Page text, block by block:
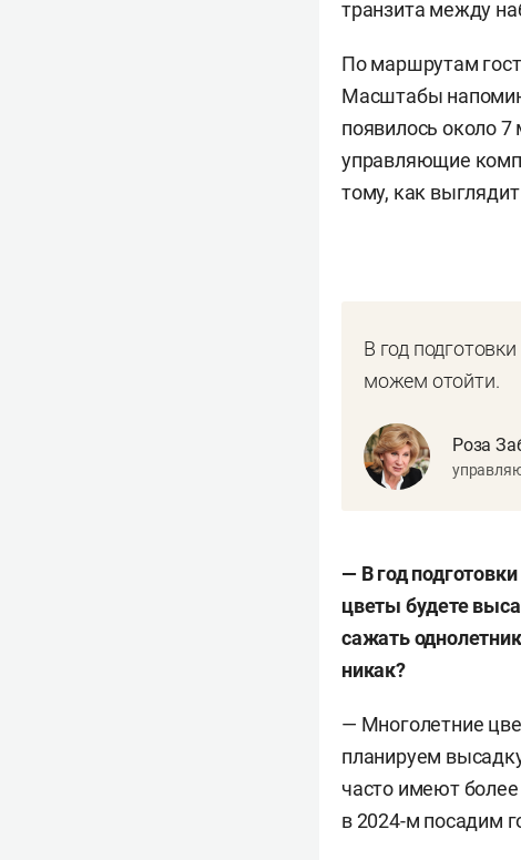
транзита между
По маршрутам
Масштабы
появилось около
управляющие
тому, как
В год
можем отойти.
Роза
— В год
цветы будете
сажать
никак?
— Многолетние
планируем
часто имеют
в 2024-м посадим